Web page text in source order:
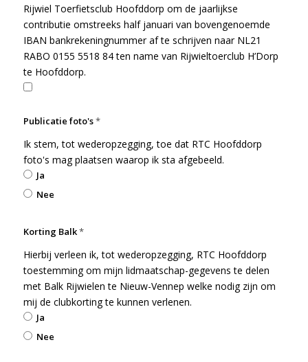
Rijwiel Toerfietsclub Hoofddorp om de jaarlijkse
contributie omstreeks half januari van bovengenoemde
IBAN bankrekeningnummer af te schrijven naar NL21
RABO 0155 5518 84 ten name van Rijwieltoerclub H’Dorp
te Hoofddorp.
Publicatie foto's*
Ja
Nee
Ik stem, tot wederopzegging, toe dat RTC Hoofddorp
foto's mag plaatsen waarop ik sta afgebeeld.
Korting Balk*
Ja
Nee
Hierbij verleen ik, tot wederopzegging, RTC Hoofddorp
toestemming om mijn lidmaatschap-gegevens te delen
met Balk Rijwielen te Nieuw-Vennep welke nodig zijn om
mij de clubkorting te kunnen verlenen.